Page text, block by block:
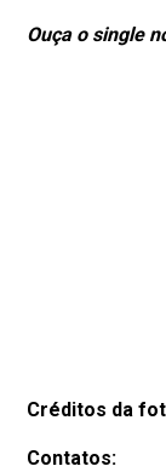
Ouça o single
Créditos da
Contatos: